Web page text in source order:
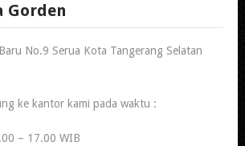
Gorden
No.9 Serua Kota Tangerang Selatan
ke kantor kami pada waktu :
– 17.00 WIB